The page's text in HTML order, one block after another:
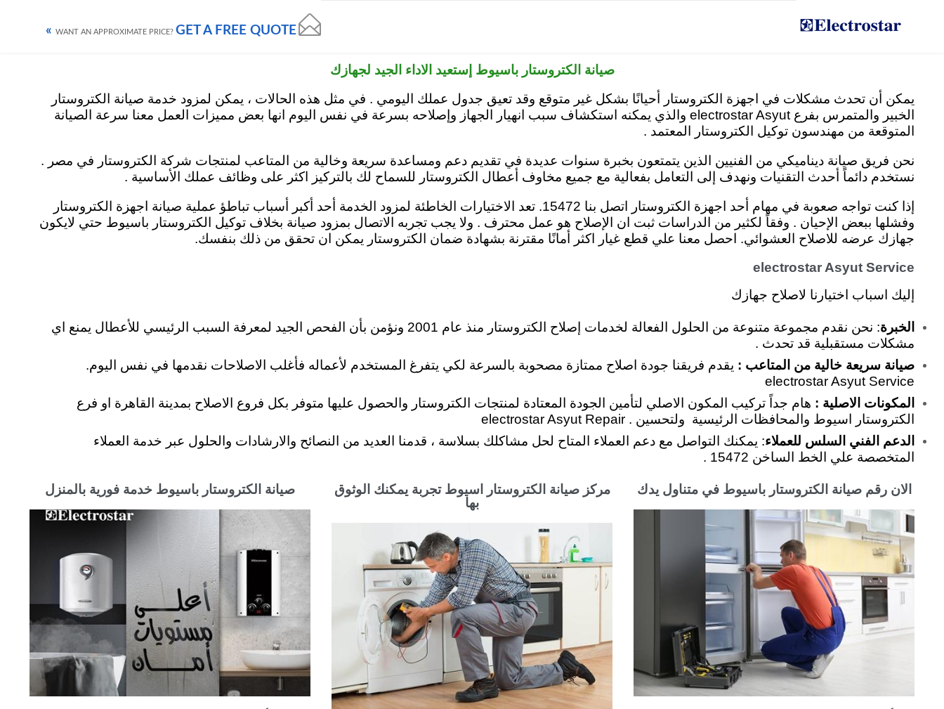
Skip

GET A FREE QUOTE »
صيانة الكتروستار باسيوط إستعيد الاداء الجيد لجهازك
يمكن أن تحدث مشكلات في اجهزة الكتروستار أحيانًا بشكل غير متوقع وقد تعيق جدول عملك اليومي . في مثل هذه الحالات ، يمكن لمزود خدمة صيانة الكتروستار
الخبير والمتمرس بفرع electrostar Asyut والذي يمكنه استكشاف سبب انهيار الجهاز وإصلاحه بسرعة في نفس اليوم انها بعض مميزات العمل معنا سرعة الصيانة
المتوقعة من مهندسون توكيل الكتروستار المعتمد .
نحن فريق صيانة ديناميكي من الفنيين الذين يتمتعون بخبرة سنوات عديدة في تقديم دعم ومساعدة سريعة وخالية من المتاعب لمنتجات شركة الكتروستار في مصر .
نستخدم دائماً أحدث التقنيات ونهدف إلى التعامل بفعالية مع جميع مخاوف أعطال الكتروستار للسماح لك بالتركيز اكثر على وظائف عملك الأساسية .
إذا كنت تواجه صعوبة في مهام أحد اجهزة الكتروستار اتصل بنا 15472. تعد الاختيارات الخاطئة لمزود الخدمة أحد أكبر أسباب تباطؤ عملية صيانة اجهزة الكتروستار
وفشلها ببعض الإحيان . وفقاً لكثير من الدراسات ثبت ان الإصلاح هو عمل محترف . ولا يجب تجربه الاتصال بمزود صيانة بخلاف توكيل الكتروستار باسيوط حتي لايكون
جهازك عرضه للاصلاح العشوائي. احصل معنا علي قطع غيار اكثر أمانًا مقترنة بشهادة ضمان الكتروستار يمكن ان تحقق من ذلك بنفسك.
electrostar Asyut Service
إليك اسباب اختيارنا لاصلاح جهازك
الخبرة
: نحن نقدم مجموعة متنوعة من الحلول الفعالة لخدمات إصلاح الكتروستار منذ عام 2001 ونؤمن بأن الفحص الجيد لمعرفة السبب الرئيسي للأعطال يمنع اي
مشكلات مستقبلية قد تحدث .
صيانة سريعة خالية من المتاعب : يقدم فريقنا جودة اصلاح ممتازة مصحوبة بالسرعة لكي يتفرغ المستخدم لأعماله فأغلب الاصلاحات نقدمها في نفس اليوم.
electrostar Asyut Service
المكونات الاصلية : هام جداً تركيب المكون الاصلي لتأمين الجودة المعتادة لمنتجات الكتروستار والحصول عليها متوفر بكل فروع الاصلاح بمدينة القاهرة او فرع
الكتروستار اسيوط والمحافظات الرئيسية ولتحسين . electrostar Asyut Repair
الدعم الفني السلس للعملاء: يمكنك التواصل مع دعم العملاء المتاح لحل مشاكلك بسلاسة ، قدمنا العديد من النصائح والارشادات والحلول عبر خدمة العملاء
المتخصصة علي الخط الساخن 15472 .
صيانة الكتروستار باسيوط خدمة فورية بالمنزل
مركز صيانة الكتروستار اسيوط تجربة يمكنك الوثوق
بها
الان رقم صيانة الكتروستار باسيوط في متناول يدك
مركز صيانة غسالات الكتروستار مركز صيانة بوتاجاز الكتروستار contact us